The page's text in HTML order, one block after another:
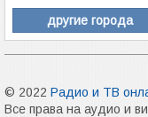
другие города
© 2022 Радио и ТВ
Все права на аудио и